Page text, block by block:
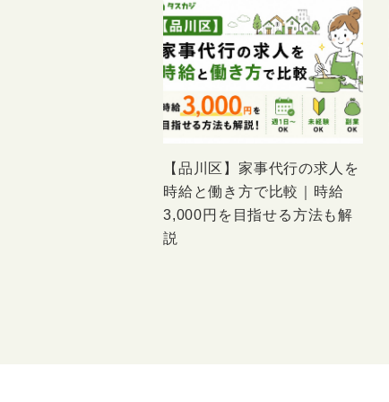
【品川区】家事代行の求人を
時給と働き方で比較｜時給
3,000円を目指せる方法も解
説